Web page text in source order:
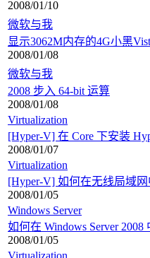
2008/01/10
微软与我
显示3062M内存的4G小黑
2008/01/08
微软与我
2008 步入 64-bit 运算
2008/01/08
Virtualization
[Hyper-V] 在 Core 下安装
2008/01/07
Virtualization
[Hyper-V] 如何在无线局域
2008/01/05
Windows Server
如何在 Windows Server
2008/01/05
Virtualization